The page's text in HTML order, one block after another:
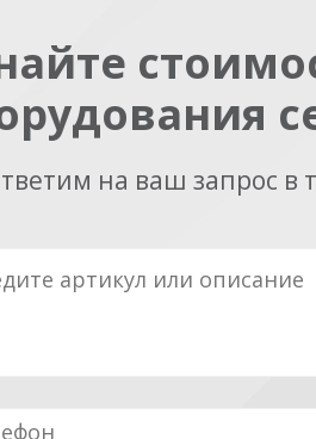
на ваш запрос в